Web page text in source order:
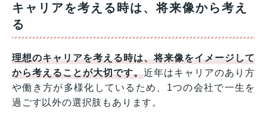
キャリアを考える時は、将来像から考え
る
理想のキャリアを考える時は、将来像をイメージして
から考えることが大切です。近年はキャリアのあり方
や働き方が多様化しているため、1つの会社で一生を
過ごす以外の選択肢もあります。